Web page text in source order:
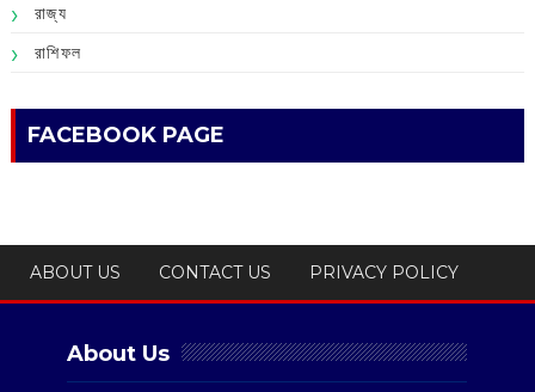
রাজ্য
রাশিফল
FACEBOOK PAGE
ABOUT US CONTACT US PRIVACY POLICY
About Us